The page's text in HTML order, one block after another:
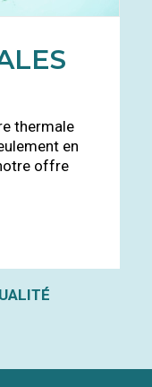
thermale
en
offre